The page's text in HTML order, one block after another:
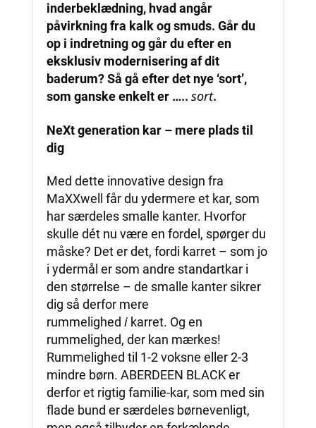
inderbeklædning, hvad angår
påvirkning fra kalk og smuds. Går du
op i indretning og går du efter en
eksklusiv modernisering af dit
baderum? Så gå efter det nye ‘sort’,
som ganske enkelt er ….. sort.
NeXt generation kar – mere plads til
dig
Med dette innovative design fra
MaXXwell får du ydermere et kar, som
har særdeles smalle kanter. Hvorfor
skulle dét nu være en fordel, spørger du
måske? Det er det, fordi karret – som jo
i ydermål er som andre standartkar i
den størrelse – de smalle kanter sikrer
dig så derfor mere
rummelighed ikarret. Og en
rummelighed, der kan mærkes!
Rummelighed til 1-2 voksne eller 2-3
mindre børn. ABERDEEN BLACK er
derfor et rigtig familie-kar, som med sin
flade bund er særdeles børnevenligt,